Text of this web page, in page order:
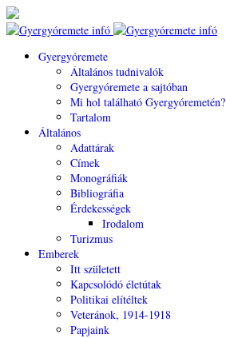
Gyergyóremete
Általános tudnivalók
Gyergyóremete a sajtóban
Mi hol található Gyergyóremetén?
Tartalom
Általános
Adattárak
Címek
Monográfiák
Bibliográfia
Érdekességek
Irodalom
Turizmus
Emberek
Itt született
Kapcsolódó életútak
Politikai elítéltek
Veteránok, 1914-1918
Papjaink